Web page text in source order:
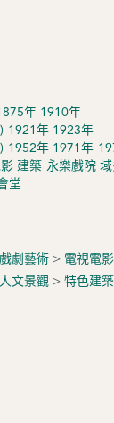
年 1910年
1921年 1923年
1952年 1971年
建築 永樂戲院
堂
戲劇藝術> 電視電影
人文景觀 > 特色建築